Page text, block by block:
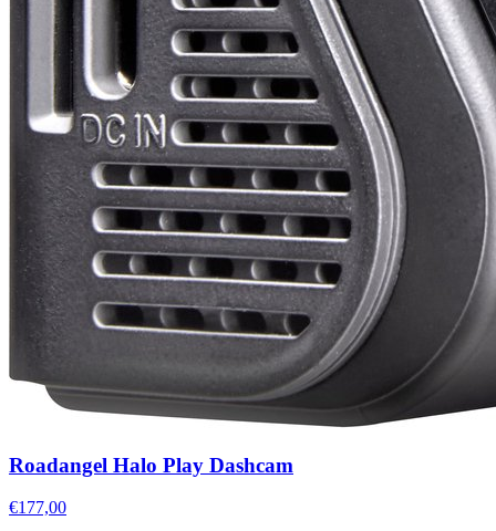
Roadangel Halo Play Dashcam
€177,00